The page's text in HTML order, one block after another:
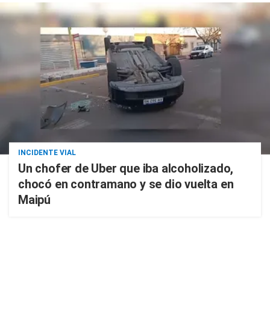
INCIDENTE VIAL
Un chofer de Uber que iba alcoholizado,
chocó en contramano y se dio vuelta en
Maipú